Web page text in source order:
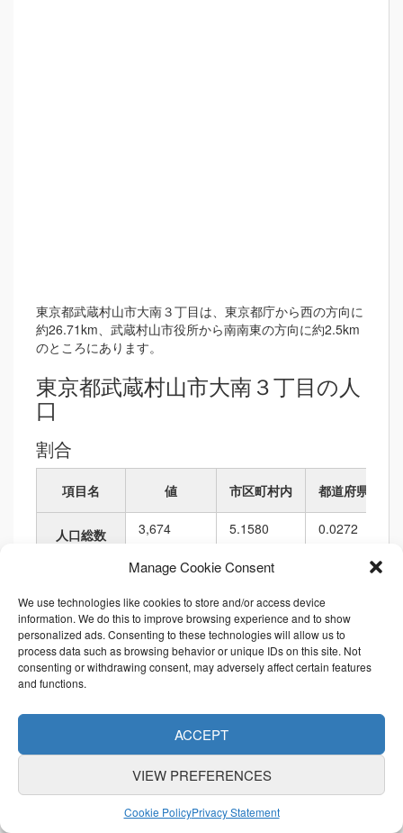
Manage Cookie Consent
We use technologies like cookies to store and/or access device
information. We do this to improve browsing experience and to show
personalized ads. Consenting to these technologies will allow us to
process data such as browsing behavior or unique IDs on this site. Not
consenting or withdrawing consent, may adversely affect certain features
and functions.
ACCEPT
VIEW PREFERENCES
Cookie PolicyPrivacy Statement
東京都武蔵村山市大南３丁目は、東京都庁から西の方向に
約26.71km、武蔵村山市役所から南南東の方向に約2.5km
のところにあります。
東京都武蔵村山市大南３丁目の人
口
割合
項目名 値 市区町村内 都道府県内
人口総数 3,674 5.1580 0.0272
1,557 5.5018
人口密度 14,003.26 4.2802 0.0189
面積 262,367.40 1.7034 0.0118
境界の長さ
順位
値 市区町村内